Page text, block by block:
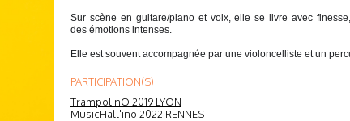
Sur scène en guitare/piano et voix, elle se livre avec
des émotions intenses.
Elle est souvent accompagnée par une violoncelliste et un
PARTICIPATION(S)
TrampolinO 2019 LYON
MusicHall'ino 2022 RENNES